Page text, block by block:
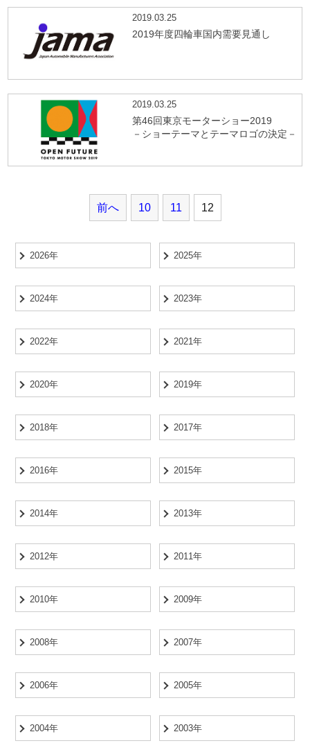
2019.03.25
2019年度四輪車国内需要見通し
2019.03.25
第46回東京モーターショー2019
－ショーテーマとテーマロゴの決定－
前へ 10 11 12
2026年 2025年
2024年 2023年
2022年 2021年
2020年 2019年
2018年 2017年
2016年 2015年
2014年 2013年
2012年 2011年
2010年 2009年
2008年 2007年
2006年 2005年
2004年 2003年